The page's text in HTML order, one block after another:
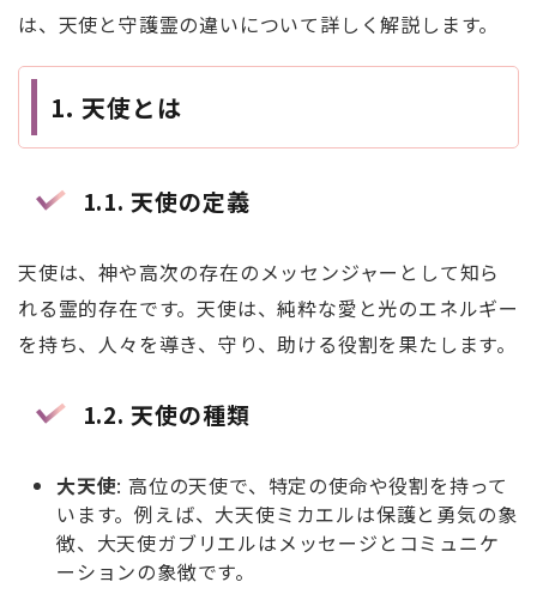
は、天使と守護霊の違いについて詳しく解説します。
1. 天使とは
1.1. 天使の定義
天使は、神や高次の存在のメッセンジャーとして知ら
れる霊的存在です。天使は、純粋な愛と光のエネルギー
を持ち、人々を導き、守り、助ける役割を果たします。
1.2. 天使の種類
大天使: 高位の天使で、特定の使命や役割を持って
います。例えば、大天使ミカエルは保護と勇気の象
徴、大天使ガブリエルはメッセージとコミュニケ
ーションの象徴です。